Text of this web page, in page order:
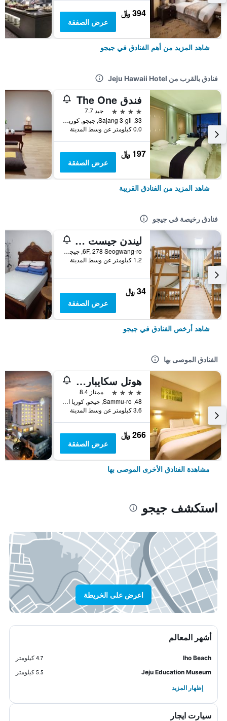
394 ﷼
عرض الصفقة
شاهد المزيد من أهم الفنادق في جيجو
فنادق بالقرب من Jeju Hawaii Hotel
فندق The One
4 نجوم
جيد 7.7
33, Sajang 3-gil, جيجو, كوريا الجنوبية
0.0 كيلومتر عن وسط المدينة
197 ﷼
عرض الصفقة
شاهد المزيد من الفنادق القريبة
فنادق رخيصة في جيجو
ليندن جيست هاوس
6F, 278 Seogwang-ro, جيجو, كوريا الجنوبية
1.2 كيلومتر عن وسط المدينة
34 ﷼
عرض الصفقة
شاهد أرخص الفنادق في جيجو
الفنادق الموصى بها
هوتل سكايبارك جيجو 1
4 نجوم
ممتاز 8.4
48, Sammu-ro, جيجو, كوريا الجنوبية
3.6 كيلومتر عن وسط المدينة
266 ﷼
عرض الصفقة
مشاهدة الفنادق الأخرى الموصى بها
استكشف جيجو
اعرض على الخريطة
أشهر المعالم
Iho Beach
4.7 كيلومتر
Jeju Education Museum
5.5 كيلومتر
إظهار المزيد
سيارت ايجار